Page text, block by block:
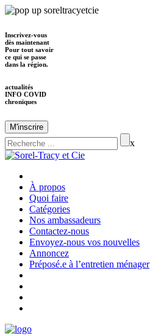
Inscrivez-vous
dès maintenant
Pour tout savoir
ce qui se passe
dans la région.
actualités
INFO COVID
chroniques
M'inscrire
x
À propos
Quoi faire
Catégories
Nos ambassadeurs
Contactez-nous
Envoyez-nous vos nouvelles
Annoncez
Préposé.e à l’entretien ménager